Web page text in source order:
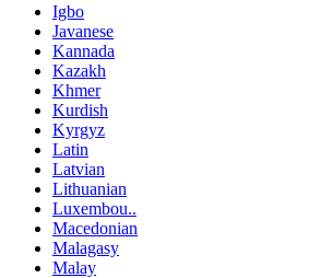
Igbo
Javanese
Kannada
Kazakh
Khmer
Kurdish
Kyrgyz
Latin
Latvian
Lithuanian
Luxembou..
Macedonian
Malagasy
Malay